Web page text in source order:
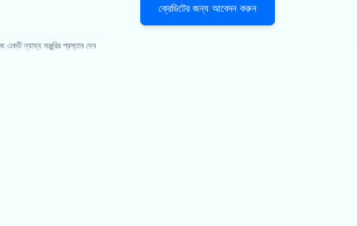
ন্যায্য মঞ্জুরির প্রস্তাব দেব
ক্রেডিটের জন্য আবেদন করুন